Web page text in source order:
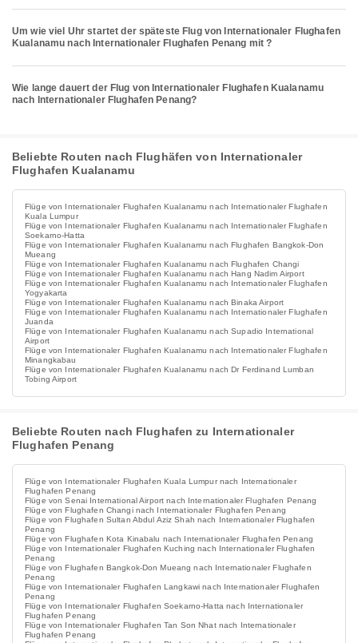
Um wie viel Uhr startet der späteste Flug von Internationaler Flughafen
Kualanamu nach Internationaler Flughafen Penang mit ?
Wie lange dauert der Flug von Internationaler Flughafen Kualanamu
nach Internationaler Flughafen Penang?
Beliebte Routen nach Flughäfen von Internationaler
Flughafen Kualanamu
Flüge von Internationaler Flughafen Kualanamu nach Internationaler Flughafen
Kuala Lumpur
Flüge von Internationaler Flughafen Kualanamu nach Internationaler Flughafen
Soekarno-Hatta
Flüge von Internationaler Flughafen Kualanamu nach Flughafen Bangkok-Don
Mueang
Flüge von Internationaler Flughafen Kualanamu nach Flughafen Changi
Flüge von Internationaler Flughafen Kualanamu nach Hang Nadim Airport
Flüge von Internationaler Flughafen Kualanamu nach Internationaler Flughafen
Yogyakarta
Flüge von Internationaler Flughafen Kualanamu nach Binaka Airport
Flüge von Internationaler Flughafen Kualanamu nach Internationaler Flughafen
Juanda
Flüge von Internationaler Flughafen Kualanamu nach Supadio International
Airport
Flüge von Internationaler Flughafen Kualanamu nach Internationaler Flughafen
Minangkabau
Flüge von Internationaler Flughafen Kualanamu nach Dr Ferdinand Lumban
Tobing Airport
Beliebte Routen nach Flughafen zu Internationaler
Flughafen Penang
Flüge von Internationaler Flughafen Kuala Lumpur nach Internationaler
Flughafen Penang
Flüge von Senai International Airport nach Internationaler Flughafen Penang
Flüge von Flughafen Changi nach Internationaler Flughafen Penang
Flüge von Flughafen Sultan Abdul Aziz Shah nach Internationaler Flughafen
Penang
Flüge von Flughafen Kota Kinabalu nach Internationaler Flughafen Penang
Flüge von Internationaler Flughafen Kuching nach Internationaler Flughafen
Penang
Flüge von Flughafen Bangkok-Don Mueang nach Internationaler Flughafen
Penang
Flüge von Internationaler Flughafen Langkawi nach Internationaler Flughafen
Penang
Flüge von Internationaler Flughafen Soekarno-Hatta nach Internationaler
Flughafen Penang
Flüge von Internationaler Flughafen Tan Son Nhat nach Internationaler
Flughafen Penang